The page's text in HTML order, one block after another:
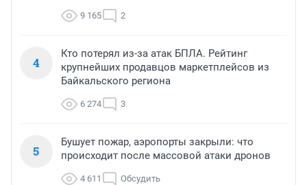
9 165 2
4
Кто потерял из-за атак БПЛА. Рейтинг
крупнейших продавцов маркетплейсов из
Байкальского региона
6 274 3
5
Бушует пожар, аэропорты закрыли: что
происходит после массовой атаки дронов
4 611 Обсудить